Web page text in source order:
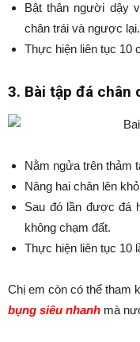
Bật thân người dậy
chân trái và ngược lại.
Thực hiện liên tục 10
3. Bài tập đá chân
Nằm ngửa trên thảm
Nâng hai chân lên
Sau đó lần được đá
không chạm đất.
Thực hiện liên tục 10
Chị em còn có thể tham
bụng siêu nhanh mà